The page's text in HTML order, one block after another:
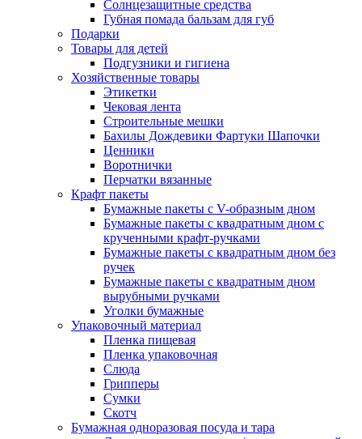
Солнцезащитные средства
Губная помада бальзам для губ
Подарки
Товары для детей
Подгузники и гигиена
Хозяйственные товары
Этикетки
Чековая лента
Строительные мешки
Бахилы Дождевики Фартуки Шапочки
Ценники
Воротнички
Перчатки вязанные
Крафт пакеты
Бумажные пакеты с V-образным дном
Бумажные пакеты с квадратным дном с
крученными крафт-ручками
Бумажные пакеты с квадратным дном без
ручек
Бумажные пакеты с квадратным дном
вырубными ручками
Уголки бумажные
Упаковочный материал
Пленка пищевая
Пленка упаковочная
Слюда
Грипперы
Сумки
Скотч
Бумажная одноразовая посуда и тара